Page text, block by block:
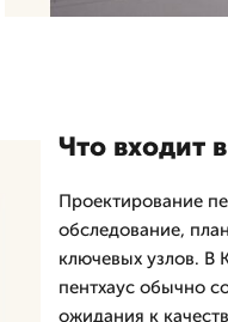
Что входит
Проектирование
обследование,
ключевых узлов. В
пентхаус обычно
ожидания к